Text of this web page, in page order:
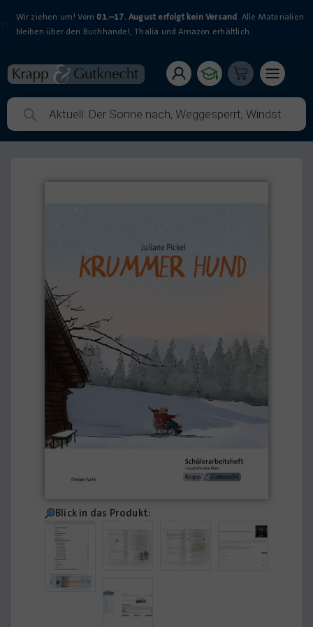
Wir ziehen um! Vom 01.–17. August erfolgt kein Versand. Alle Materialien
bleiben über den Buchhandel, Thalia und Amazon erhältlich.
Blick in das Produkt: